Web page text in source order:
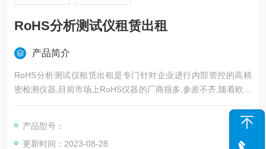
RoHS分析测试仪租赁出租
产品简介
RoHS分析测试仪租赁出租是专门针对企业进行内部管控的高精
密检测仪器,目前市场上RoHS仪器的厂商很多,参差不齐,随着欧盟
法规的不断严格,内部管控已经*了.为了节约企业成本和质量管控,
深圳市心怡创科技有限公司推出RoHS仪器出租租赁服务,免运费,
免维修费,免高额检测费.租赁费用较低,按期付款,减少支出.
产品型号：
更新时间：2023-08-28